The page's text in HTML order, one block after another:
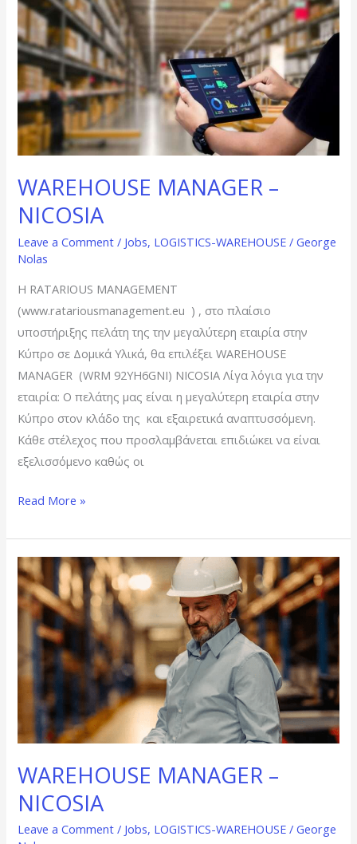
WAREHOUSE MANAGER –
NICOSIA
Leave a Comment / Jobs, LOGISTICS-WAREHOUSE /George
Nolas
Η RATARIOUS MANAGEMENT
(www.ratariousmanagement.eu ) , στο πλαίσιο
υποστήριξης πελάτη της την μεγαλύτερη εταιρία στην
Κύπρο σε Δομικά Υλικά, θα επιλέξει WAREHOUSE
MANAGER (WRM 92ΥΗ6GΝI) NICOSIA Λίγα λόγια για την
εταιρία: Ο πελάτης μας είναι η μεγαλύτερη εταιρία στην
Κύπρο στον κλάδο της και εξαιρετικά αναπτυσσόμενη.
Κάθε στέλεχος που προσλαμβάνεται επιδιώκει να είναι
εξελισσόμενο καθώς οι
–
NICOSIA
Read More »
WAREHOUSE MANAGER –
NICOSIA
Leave a Comment / Jobs, LOGISTICS-WAREHOUSE /George
WAREHOUSE
MANAGER
–
NICOSIA